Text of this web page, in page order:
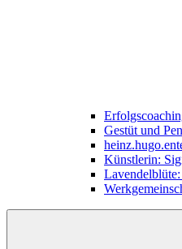
Gestüt und
Künstlerin: